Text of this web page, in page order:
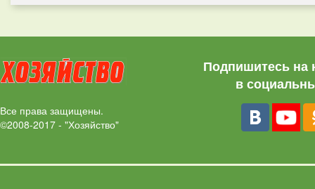
Все права защищены.
©2008-2017 - "Хозяйство"
Подпишитесь на
в